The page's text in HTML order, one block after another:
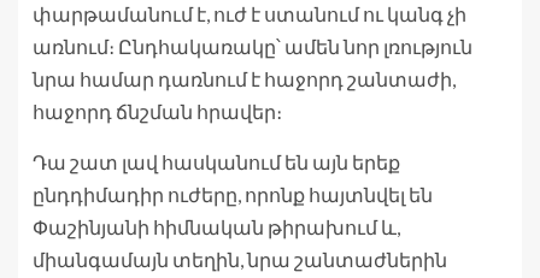
փարթամանում է, ուժ է ստանում ու կանգ չի
առնում։ Ընդհակառակը՝ ամեն նոր լռություն
նրա համար դառնում է հաջորդ շանտաժի,
հաջորդ ճնշման հրավեր։
Դա շատ լավ հասկանում են այն երեք
ընդդիմադիր ուժերը, որոնք հայտնվել են
Փաշինյանի հիմնական թիրախում և,
միանգամայն տեղին, նրա շանտաժներին